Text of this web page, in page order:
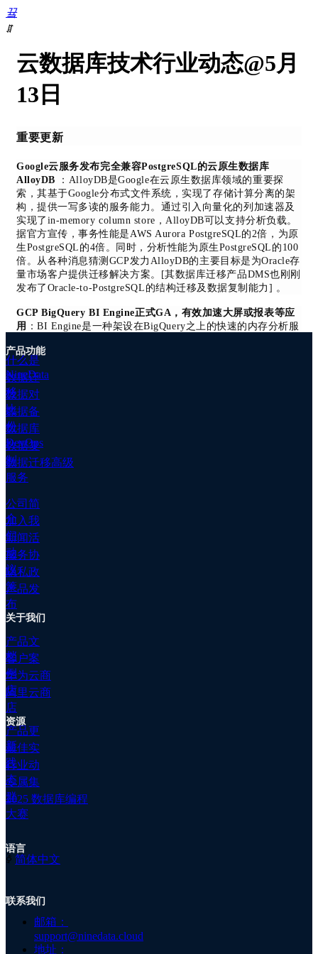
끀
ꁲ
首
页
数
据
DevOps
数
复
制
数
据
迁
移
数
据
库
移
高
级
服
务
数
据
备
份
数
据
比
客
户
案
例
文
档
属
群
公
司
简
公
司
资
讯
关
于
入
注
册
云数据库技术行业动态@5月
13日
重要更新
Google云服务发布完全兼容PostgreSQL的云原生数据库
AlloyDB ：AlloyDB是Google在云原生数据库领域的重要探
索，其基于Google分布式文件系统，实现了存储计算分离的架
构，提供一写多读的服务能力。通过引入向量化的列加速器及
实现了in-memory column store，AlloyDB可以支持分析负载。
据官方宣传，事务性能是AWS Aurora PostgreSQL的2倍，为原
生PostgreSQL的4倍。同时，分析性能为原生PostgreSQL的100
倍。从各种消息猜测GCP发力AlloyDB的主要目标是为Oracle存
量市场客户提供迁移解决方案。[其数据库迁移产品DMS也刚刚
发布了Oracle-to-PostgreSQL的结构迁移及数据复制能力] 。
GCP BigQuery BI Engine正式GA，有效加速大屏或报表等应
用 ：BI Engine是一种架设在BigQuery之上的快速的内存分析服
的查询性能。BI Engine具备智能弹性能力，其会根据业务访问
情况自动优化内存大小。
TiDB Cloud 正式GA，重点服务中国出海或海外企业客户
PingCAP公司于5月11日宣布TiDB Cloud正式商用。TiDB
Cloud围绕TiDB数据库提供了全托管的DBaaS（Database-as-a-
Service）服务。TiDB Cloud提供了实例创建管理、备份恢复、
SQL审计及监控报警等能力，基本上屏蔽了实例部署运维的复
杂度，几分钟即可拉起整个集群，使用还比较简单。当前TiDB
Cloud支持AWS、GCP两家云厂商，覆盖日本东京、新加坡、
美国[弗吉尼亚]、美国[俄勒冈] 及印度[孟买]五个区域。TiDB
Cloud提供了开发版本、概念测试版、标准版、企业版及旗舰版
等多个版本，其中开发版本可免费测试1年，概念测试版提供14
天免费测试周期，其他均为付费版本。产品按照计算、存储、
流量及备份存储空间按需付费。
MySQL 8.0.29正式GA
TABLE….DROP column支持
锁表在线变更。同时，在任意位置添加Column均支持不锁表在
AWS RDS PG宣布在PostgreSQL 14.1版本开始支持级联只读同
步，最多可以支持三层级联，每个节点可挂载5个只读实例，单
个源实例最多可以支持155个只读副本。
高提升30倍的读吞吐。
级联情况下，只读副本对主实例的性能消耗，同时极大
了实例的读吞吐能力。
对于读
更新详情
[AWS] ElastiCache 上线新版控制台，重新优化了实例创建体验
[AWS] RDS SQLServer在Express、Web、Standard和Enterprise
版本上，支持SQLServer 2016 SP3、2017 CU27、2019
[AWS] RDS For PostgreSQL 支持级联只读副本，最高可将读
[AWS] RDS 性能详情支持按照自定义查询时间范围进行性能数
据的查询
[AWS] RDS ON AWS outposts现在支持手动及自动存储扩缩，
产品功能
什么是
NineData
数据迁
移
数据对
比
数据备
份
数据库
DevOps
数据复
制
数据迁移高级
服务
公司简
介
加入我
们
新闻活
动
服务协
议
隐私政
策
产品发
布
关于我们
产品文
档
客户案
例
华为云商
店
阿里云商
店
资源
产品更
新
最佳实
践
行业动
态
专属集
群
2025 数据库编程
大赛
语言
ꀅ 简体中文
联系我们
邮箱：
support@ninedata.cloud
地址：